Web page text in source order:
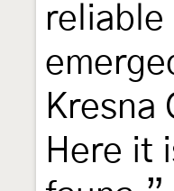
reliable
Kresna
Here it